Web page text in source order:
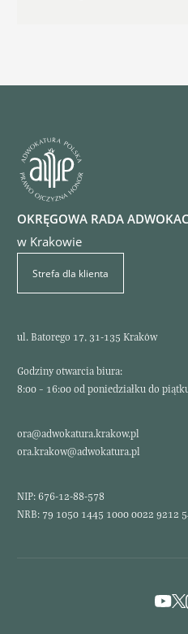
OKRĘGOWA RADA
w Krakowie
Strefa dla klienta
ul. Batorego 17, 31-135 Kraków
Godziny otwarcia biura:
8:00 – 16:00 od poniedziałku do
ora@adwokatura.krakow.pl
ora.krakow@adwokatura.pl
NIP: 676-12-88-578
NRB: 79 1050 1445 1000 0022 9212